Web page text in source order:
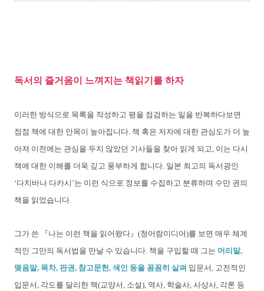
독서의 즐거움이 느껴지는 책읽기를 하자
이러한 방식으로 목록을 작성하고 평을 점검하는 일을 반복하다보면
점점 책에 대한 안목이 높아집니다. 책 혹은 저자에 대한 관심도가 더 높
아져 이전에는 관심을 두지 않았던 기사들을 찾아 읽게 되고, 이는 다시
책에 대한 이해를 더욱 깊고 풍부하게 합니다. 일본 최고의 독서광인
‘다치바나 다카시’는 이런 식으로 정보를 수집하고 분류하며 수만 권의
책을 읽었습니다.
그가 쓴 『나는 이런 책을 읽어왔다』(청어람미디어)를 보면 매우 체계
적인 그만의 독서법을 만날 수 있습니다. 책을 구입할 때 그는 머리말,
맺음말, 목차, 판권, 참고문헌, 색인 등을 꼼꼼히 살펴 입문서, 고전적인
입문서, 각도를 달리한 책(교양서, 소설), 역사, 학술사, 사상사, 각론 등